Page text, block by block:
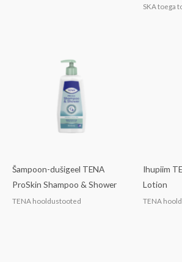
SKA toega
Šampoon-dušigeel TENA
ProSkin Shampoo & Shower
TENA hooldustooted
Ihupiim
Lotion
TENA